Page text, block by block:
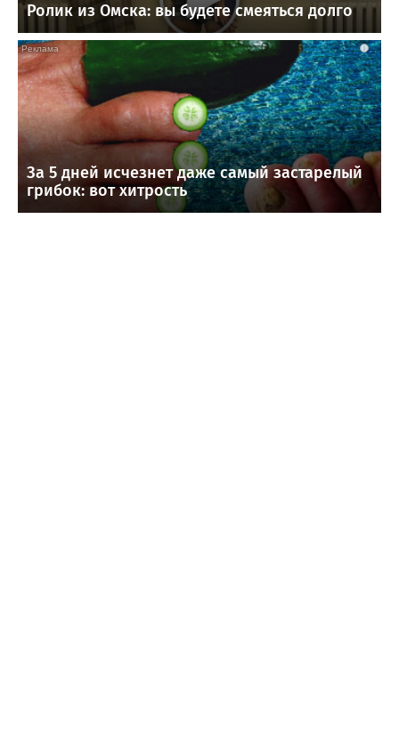
Ролик из Омска: вы будете смеяться долго
i
За 5 дней исчезнет даже самый застарелый
грибок: вот хитрость